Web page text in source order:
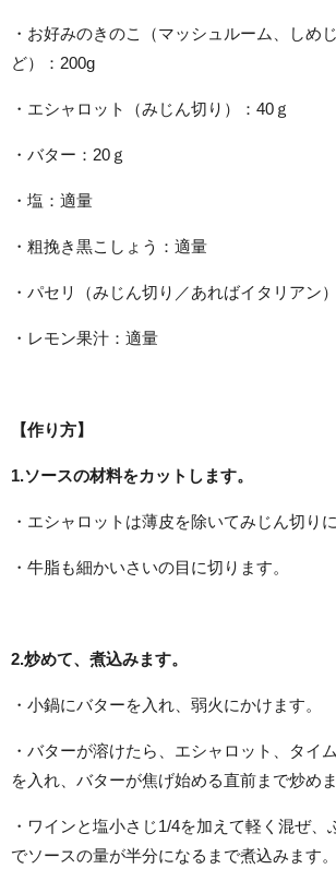
・お好みのきのこ（マッシュルーム、しめ
ど）：200g
・エシャロット（みじん切り）：40ｇ
・バター：20ｇ
・塩：適量
・粗挽き黒こしょう：適量
・パセリ（みじん切り／あればイタリアン
・レモン果汁：適量
【作り方】
1.ソースの材料をカットします。
・エシャロットは薄皮を除いてみじん切りに
・牛脂も細かいさいの目に切ります。
2.炒めて、煮込みます。
・小鍋にバターを入れ、弱火にかけます。
・バターが溶けたら、エシャロット、タイ
を入れ、バターが焦げ始める直前まで炒めま
・ワインと塩小さじ1/4を加えて軽く混ぜ、
でソースの量が半分になるまで煮込みます。